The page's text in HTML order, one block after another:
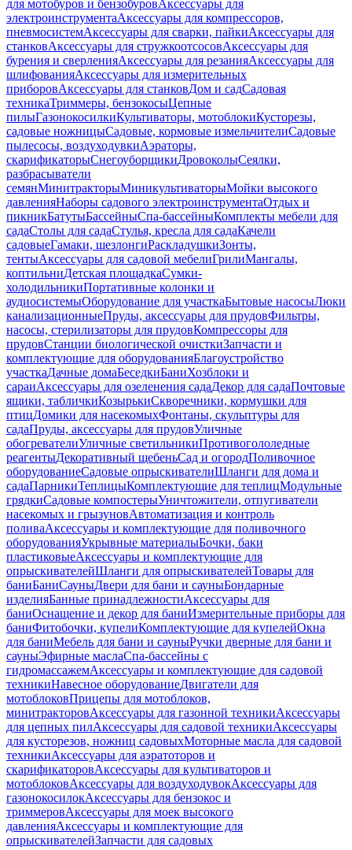
для мотобуров и бензобуровАксессуары для
электроинструментаАксессуары для компрессоров,
пневмосистемАксессуары для сварки, пайкиАксессуары для
станковАксессуары для стружкоотсосовАксессуары для
бурения и сверленияАксессуары для резанияАксессуары для
шлифованияАксессуары для измерительных
приборовАксессуары для станковДом и садСадовая
техникаТриммеры, бензокосыЦепные
пилыГазонокосилкиКультиваторы, мотоблокиКусторезы,
садовые ножницыСадовые, кормовые измельчителиСадовые
пылесосы, воздуходувкиАэраторы,
скарификаторыСнегоуборщикиДровоколыСеялки,
разбрасыватели
семянМинитракторыМиникультиваторыМойки высокого
давленияНаборы садового электроинструментаОтдых и
пикникБатутыБассейныСпа-бассейныКомплекты мебели для
садаСтолы для садаСтулья, кресла для садаКачели
садовыеГамаки, шезлонгиРаскладушкиЗонты,
тентыАксессуары для садовой мебелиГрилиМангалы,
коптильниДетская площадкаСумки-
холодильникиПортативные колонки и
аудиосистемыОборудование для участкаБытовые насосыЛюки
канализационныеПруды, аксессуары для прудовФильтры,
насосы, стерилизаторы для прудовКомпрессоры для
прудовСтанции биологической очисткиЗапчасти и
комплектующие для оборудованияБлагоустройство
участкаДачные домаБеседкиБаниХозблоки и
сараиАксессуары для озеленения садаДекор для садаПочтовые
ящики, табличкиКозырькиСкворечники, кормушки для
птицДомики для насекомыхФонтаны, скульптуры для
садаПруды, аксессуары для прудовУличные
обогревателиУличные светильникиПротивогололедные
реагентыДекоративный щебеньСад и огородПоливочное
оборудованиеСадовые опрыскивателиШланги для дома и
садаПарникиТеплицыКомплектующие для теплицМодульные
грядкиСадовые компостерыУничтожители, отпугиватели
насекомых и грызуновАвтоматизация и контроль
поливаАксессуары и комплектующие для поливочного
оборудованияУкрывные материалыБочки, баки
пластиковыеАксессуары и комплектующие для
опрыскивателейШланги для опрыскивателейТовары для
баниБаниСауныДвери для бани и сауныБондарные
изделияБанные принадлежностиАксессуары для
баниОснащение и декор для баниИзмерительные приборы для
баниФитобочки, купелиКомплектующие для купелейОкна
для баниМебель для бани и сауныРучки дверные для бани и
сауныЭфирные маслаСпа-бассейны с
гидромассажемАксессуары и комплектующие для садовой
техникиНавесное оборудованиеДвигатели для
мотоблоковПрицепы для мотоблоков,
минитракторовАксессуары для газонной техникиАксессуары
для цепных пилАксессуары для садовой техникиАксессуары
для кусторезов, ножниц садовыхМоторные масла для садовой
техникиАксессуары для аэратоторов и
скарификаторовАксессуары для культиваторов и
мотоблоковАксессуары для воздуходувокАксессуары для
газонокосилокАксессуары для бензокос и
триммеровАксессуары для моек высокого
давленияАксессуары и комплектующие для
опрыскивателейЗапчасти для садовых